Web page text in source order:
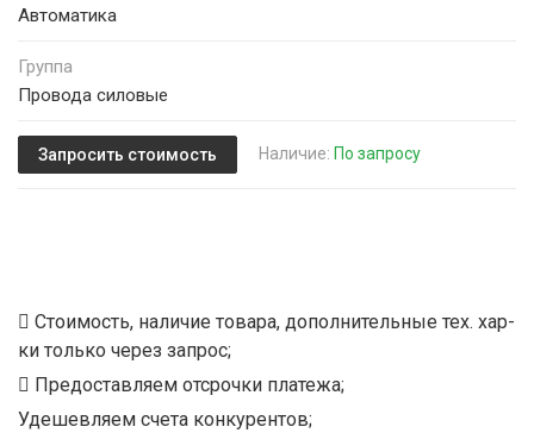
Автоматика
Группа
Провода силовые
Запросить стоимость Наличие: По запросу
Стоимость, наличие товара, дополнительные тех. хар-
ки только через запрос;
Предоставляем отсрочки платежа;
Удешевляем счета конкурентов;